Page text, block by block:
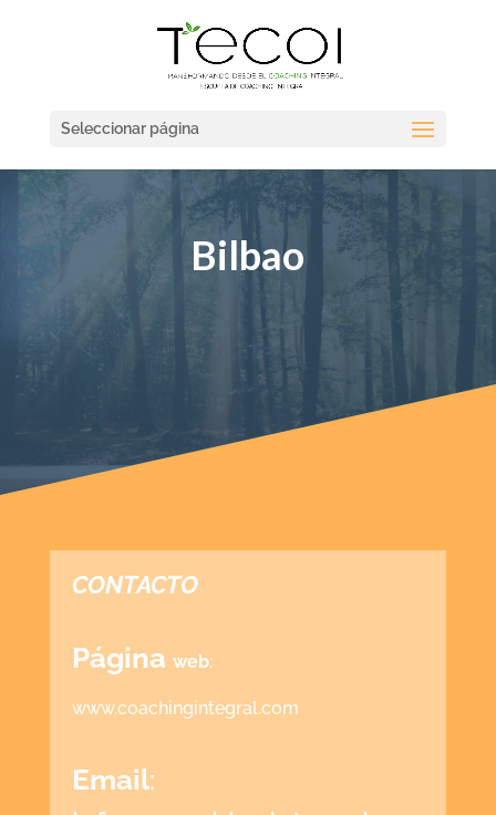
Seleccionar página
Bilbao
CONTACTO
Página web:
www.coachingintegral.com
Email: